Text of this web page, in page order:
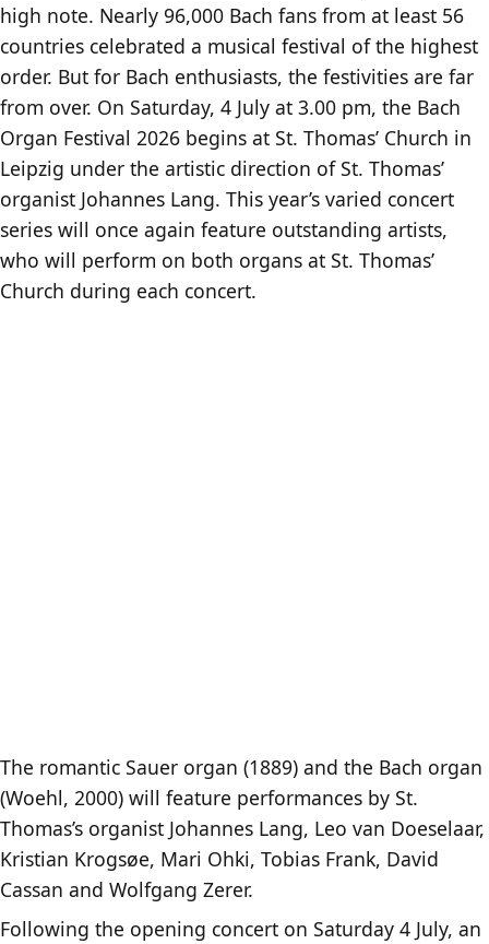
high note. Nearly 96,000 Bach fans from at least 56
countries celebrated a musical festival of the highest
order. But for Bach enthusiasts, the festivities are far
from over. On Saturday, 4 July at 3.00 pm, the Bach
Organ Festival 2026 begins at St. Thomas’ Church in
Leipzig under the artistic direction of St. Thomas’
organist Johannes Lang. This year’s varied concert
series will once again feature outstanding artists,
who will perform on both organs at St. Thomas’
Church during each concert.
The romantic Sauer organ (1889) and the Bach organ
(Woehl, 2000) will feature performances by St.
Thomas’s organist Johannes Lang, Leo van Doeselaar,
Kristian Krogsøe, Mari Ohki, Tobias Frank, David
Cassan and Wolfgang Zerer.
Following the opening concert on Saturday 4 July, an